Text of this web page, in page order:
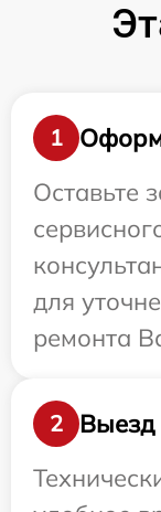
1
Оставьте
для
ремонта
2
Выезд